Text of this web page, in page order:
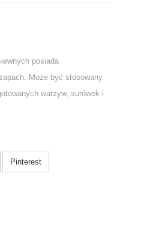
posiada
Może być stosowany
warzyw, surówek i
Pinterest